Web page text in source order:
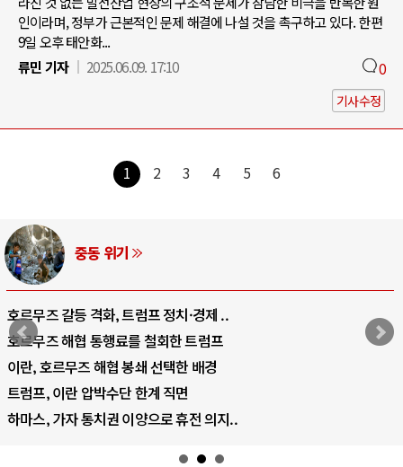
인이라며, 정부가 근본적인 문제 해결에 나설 것을 촉구하고 있다. 한편
9일 오후 태안화...
류민 기자
2025.06.09. 17:10 0
기사수정
1 2 3 4 5 6
중동 위기
호르무즈 갈등 격화, 트럼프 정치·경제 ..
호르무즈 해협 통행료를 철회한 트럼프
이란, 호르무즈 해협 봉쇄 선택한 배경
트럼프, 이란 압박수단 한계 직면
하마스, 가자 통치권 이양으로 휴전 의지..